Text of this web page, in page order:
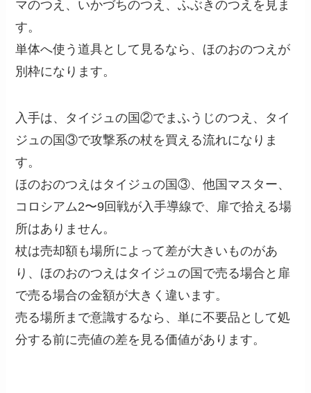
マのつえ、いかづちのつえ、ふぶきのつえを見ま
す。
単体へ使う道具として見るなら、ほのおのつえが
別枠になります。
入手は、タイジュの国②でまふうじのつえ、タイ
ジュの国③で攻撃系の杖を買える流れになりま
す。
ほのおのつえはタイジュの国③、他国マスター、
コロシアム2〜9回戦が入手導線で、扉で拾える場
所はありません。
杖は売却額も場所によって差が大きいものがあ
り、ほのおのつえはタイジュの国で売る場合と扉
で売る場合の金額が大きく違います。
売る場所まで意識するなら、単に不要品として処
分する前に売値の差を見る価値があります。